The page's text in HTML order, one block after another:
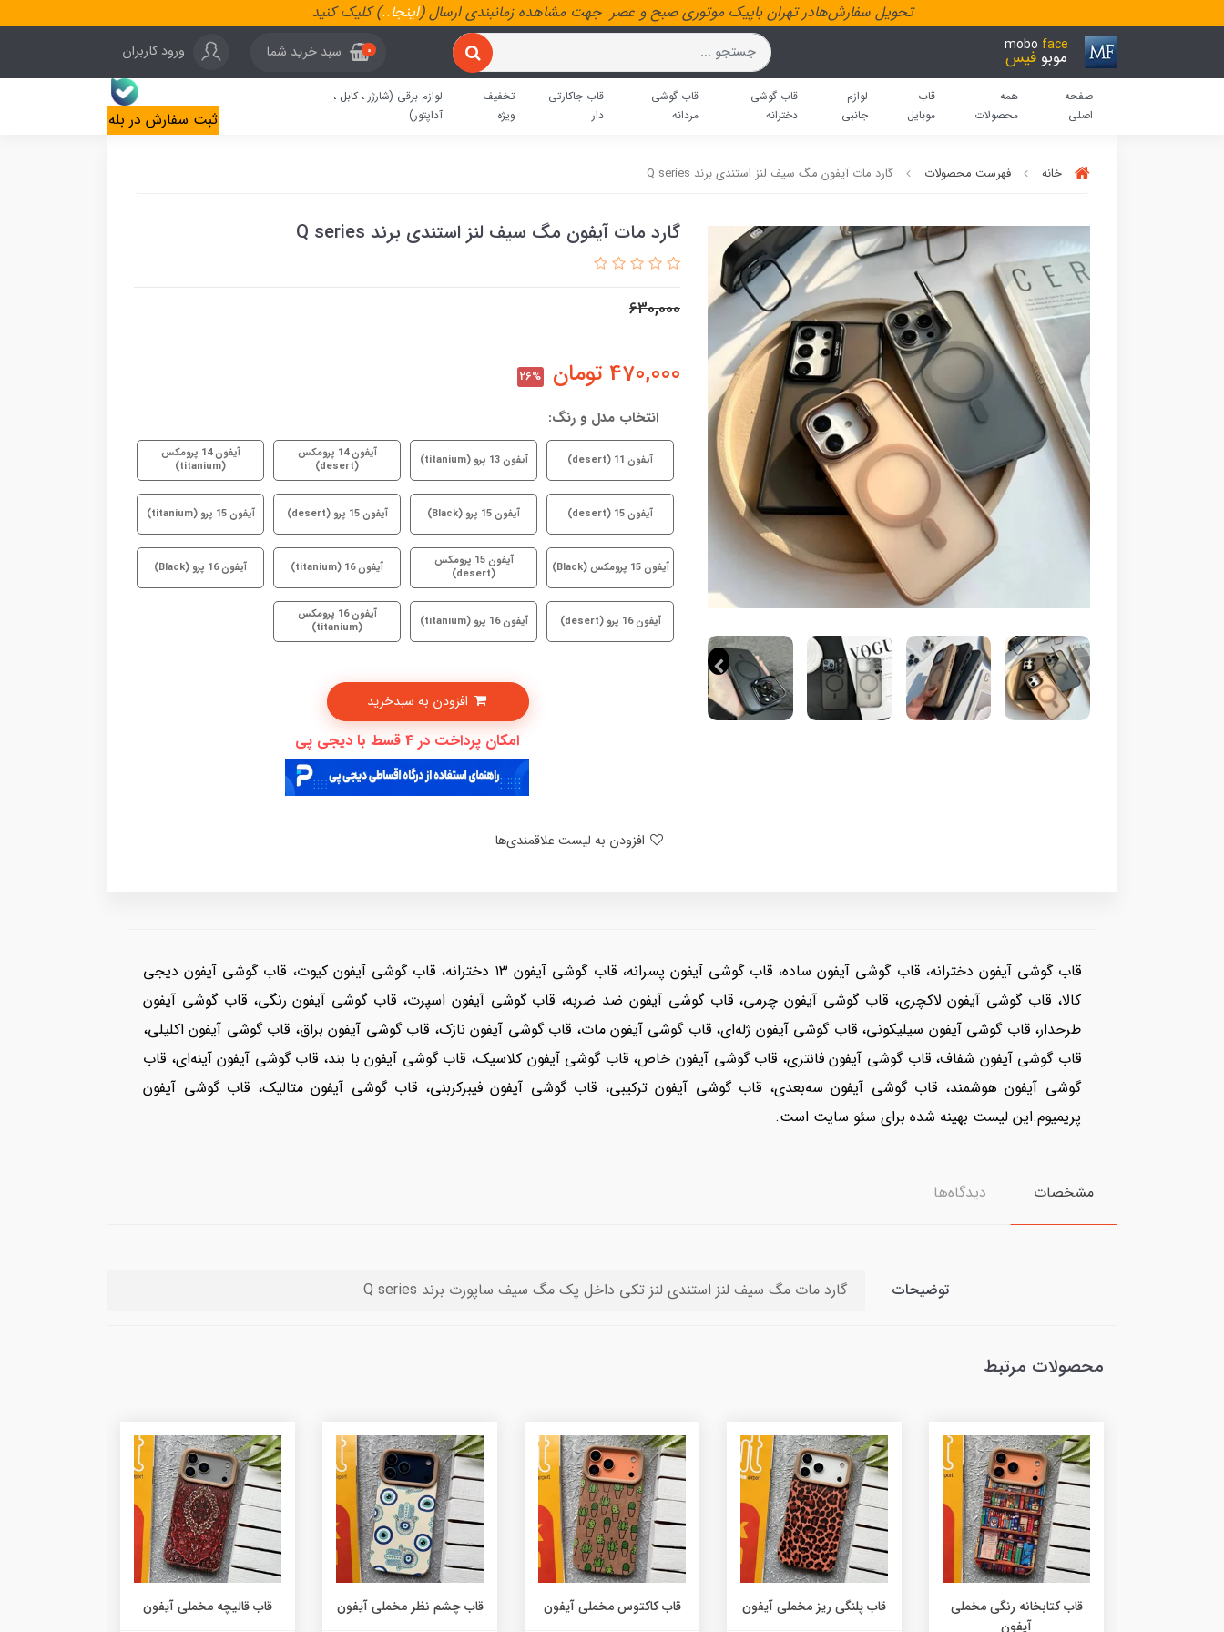
تحویل سفارش‌هادر تهران باپیک موتوری صبح و عصر جهت مشاهده زمانبندی ارسال (اینجا..) کلیک کنید
mobo face
موبو فیس 0 سبد خرید شما ورود کاربران
صفحه
اصلی
همه
محصولات
قاب
موبایل
لوازم
جانبی
قاب گوشی
دخترانه
قاب گوشی
مردانه
قاب جاکارتی
دار
تخفیف
ویژه
لوازم برقی (شارژر ، کابل ،
آداپتور)
ثبت سفارش در بله
خانه فهرست محصولات گارد مات آیفون مگ سیف لنز استندی برند Q series
گارد مات آیفون مگ سیف لنز استندی برند Q series
630,000
470,000 تومان 26%
انتخاب مدل و رنگ:
آیفون 11 (desert) آیفون 13 پرو (titanium)
آیفون 14 پرومکس
(desert)
آیفون 14 پرومکس
(titanium)
آیفون 15 (desert) آیفون 15 پرو (Black) آیفون 15 پرو (desert) آیفون 15 پرو (titanium)
آیفون 15 پرومکس (Black)
آیفون 15 پرومکس
(desert)
آیفون 16 (titanium) آیفون 16 پرو (Black)
آیفون 16 پرو (desert) آیفون 16 پرو (titanium)
آیفون 16 پرومکس
(titanium)
امکان پرداخت در 4 قسط با دیجی پی
قاب گوشی آیفون دخترانه، قاب گوشی آیفون ساده، قاب گوشی آیفون پسرانه، قاب گوشی آیفون ۱۳ دخترانه، قاب گوشی آیفون کیوت، قاب گوشی آیفون دیجی
کالا، قاب گوشی آیفون لاکچری، قاب گوشی آیفون چرمی، قاب گوشی آیفون ضد ضربه، قاب گوشی آیفون اسپرت، قاب گوشی آیفون رنگی، قاب گوشی آیفون
طرحدار، قاب گوشی آیفون سیلیکونی، قاب گوشی آیفون ژله‌ای، قاب گوشی آیفون مات، قاب گوشی آیفون نازک، قاب گوشی آیفون براق، قاب گوشی آیفون اکلیلی،
قاب گوشی آیفون شفاف، قاب گوشی آیفون فانتزی، قاب گوشی آیفون خاص، قاب گوشی آیفون کلاسیک، قاب گوشی آیفون با بند، قاب گوشی آیفون آینه‌ای، قاب
گوشی آیفون هوشمند، قاب گوشی آیفون سه‌بعدی، قاب گوشی آیفون ترکیبی، قاب گوشی آیفون فیبرکربنی، قاب گوشی آیفون متالیک، قاب گوشی آیفون
پریمیوم.این لیست بهینه شده برای سئو سایت است.
مشخصات دیدگاه‌ها
توضیحات گارد مات مگ سیف لنز استندی لنز تکی داخل پک مگ سیف ساپورت برند Q series
محصولات مرتبط
قاب کتابخانه رنگی مخملی
آیفون
قاب پلنگی ریز مخملی آیفون قاب کاکتوس مخملی آیفون قاب چشم نظر مخملی آیفون قاب قالیچه مخملی آیفون